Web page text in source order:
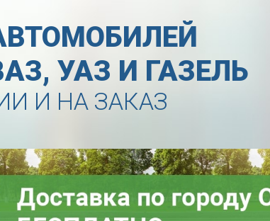
УАЗ И ГАЗЕЛЬ
И НА ЗАКАЗ